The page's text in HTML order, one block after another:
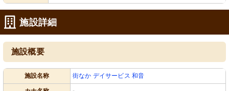
施設詳細
施設概要
施設名称 街なか デイサービス 和音